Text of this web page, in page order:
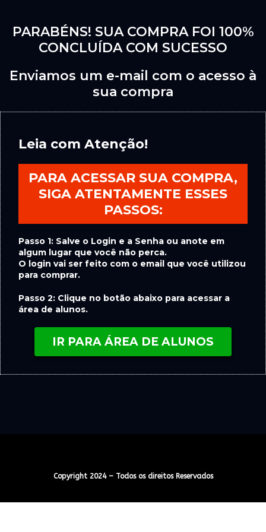
PARABÉNS! SUA COMPRA FOI 100%
CONCLUÍDA COM SUCESSO
Enviamos um e-mail com o acesso à
sua compra
Leia com Atenção!
PARA ACESSAR SUA COMPRA,
SIGA ATENTAMENTE ESSES
PASSOS:
Passo 1: Salve o Login e a Senha ou anote em
algum lugar que você não perca.
O login vai ser feito com o email que você utilizou
para comprar.
Passo 2: Clique no botão abaixo para acessar a
área de alunos.
IR PARA ÁREA DE ALUNOS
Copyright 2024 – Todos os direitos Reservados